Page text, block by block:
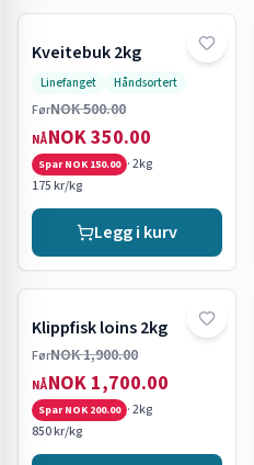
Tilbud
Kveitebuk 2kg
Linefanget Håndsortert
FørNOK 500.00
NÅNOK 350.00
SparNOK 150.00 ·2kg
175 kr/kg
Legg i kurv
Tilbud
Klippfisk loins 2kg
FørNOK 1,900.00
NÅNOK 1,700.00
SparNOK 200.00 ·2kg
850 kr/kg